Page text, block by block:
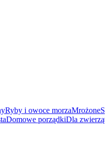
Ryby i owoce morzaMrożone
Domowe porządkiDla